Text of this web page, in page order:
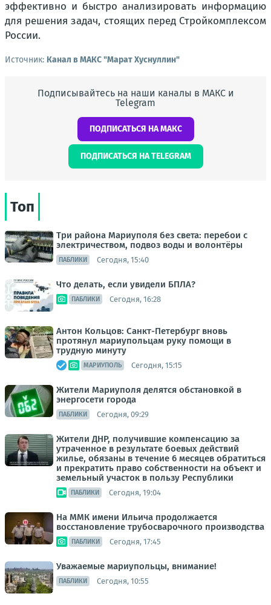
эффективно и быстро анализировать информацию
для решения задач, стоящих перед Стройкомплексом
России.
Источник: Канал в МАКС "Марат Хуснуллин"
Подписывайтесь на наши каналы в МАКС и
Telegram
ПОДПИСАТЬСЯ НА МАКС
ПОДПИСАТЬСЯ НА TELEGRAM
Топ
Три района Мариуполя без света: перебои с
электричеством, подвоз воды и волонтёры
ПАБЛИКИ Сегодня, 15:40
Что делать, если увидели БПЛА?
ПАБЛИКИ Сегодня, 16:28
Антон Кольцов: Санкт-Петербург вновь
протянул мариупольцам руку помощи в
трудную минуту
МАРИУПОЛЬ Сегодня, 15:15
Жители Мариуполя делятся обстановкой в
энергосети города
ПАБЛИКИ Сегодня, 09:29
Жители ДНР, получившие компенсацию за
утраченное в результате боевых действий
жилье, обязаны в течение 6 месяцев обратиться
и прекратить право собственности на объект и
земельный участок в пользу Республики
ПАБЛИКИ Сегодня, 19:04
На ММК имени Ильича продолжается
восстановление трубосварочного производства
ПАБЛИКИ Сегодня, 17:45
Уважаемые мариупольцы, внимание!
ПАБЛИКИ Сегодня, 10:55